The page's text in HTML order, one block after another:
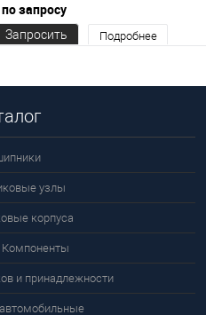
запросу
Запросить
Подробнее
узлы
корпуса
и принадлежности